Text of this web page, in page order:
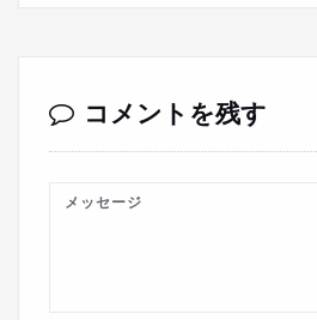
コメントを残す